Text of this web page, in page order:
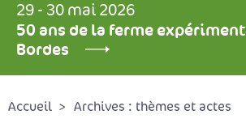
29 - 30 mai 2026
50 ans de la ferme
Bordes
Accueil Archives : thèmes et actes